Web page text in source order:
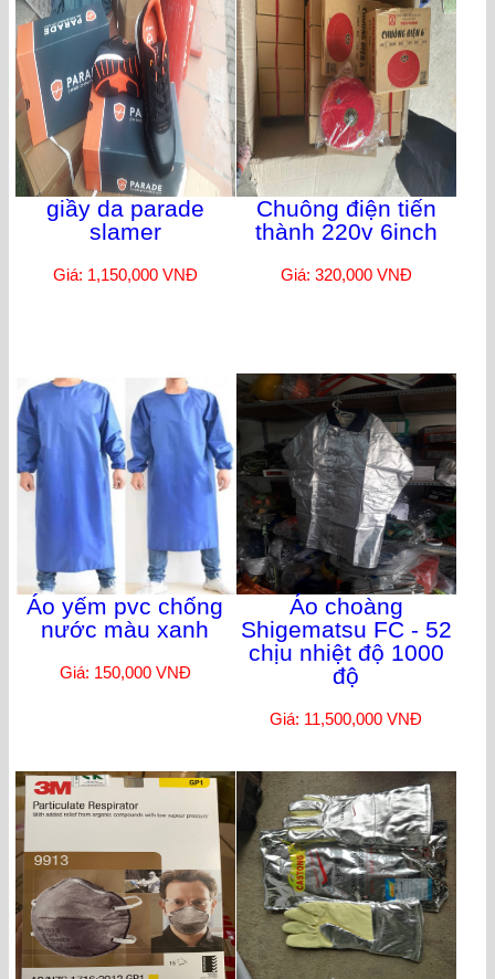
giầy da parade
slamer
Giá: 1,150,000 VNĐ
Chuông điện tiến
thành 220v 6inch
Giá: 320,000 VNĐ
Áo yếm pvc chống
nước màu xanh
Giá: 150,000 VNĐ
Áo choàng
Shigematsu FC - 52
chịu nhiệt độ 1000
độ
Giá: 11,500,000 VNĐ